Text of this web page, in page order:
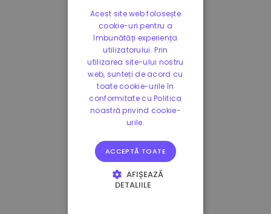
Acest site web folosește
cookie-uri pentru a
îmbunătăți experiența
utilizatorului. Prin
utilizarea site-ului nostru
web, sunteți de acord cu
toate cookie-urile în
conformitate cu Politica
noastră privind cookie-
urile.
ACCEPTĂ TOATE
AFIȘEAZĂ
DETALIILE